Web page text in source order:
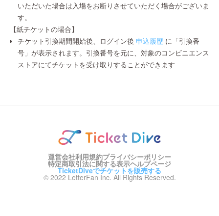
いただいた場合は入場をお断りさせていただく場合がございま
す。
【紙チケットの場合】
チケット引換期間開始後、ログイン後 申込履歴 に「引換番
号」が表示されます。引換番号を元に、対象のコンビニエンス
ストアにてチケットを受け取りすることができます
運営会社利用規約プライバシーポリシー
特定商取引法に関する表示ヘルプページ
TicketDiveでチケットを販売する
© 2022 LetterFan Inc. All Rights Reserved.